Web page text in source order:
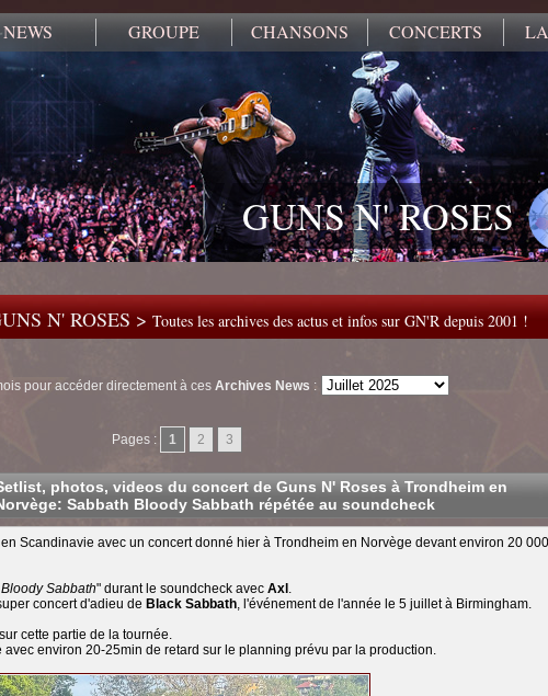
NEWS GROUPE CHANSONS CONCERTS
GUNS N' ROSES
N' ROSES > Toutes les archives des actus et infos sur GN'R depuis 2001 !
pour accéder directement à ces Archives News :
Pages : 1 2 3
photos, videos du concert de Guns N' Roses à Trondheim en
Sabbath Bloody Sabbath répétée au soundcheck
Scandinavie avec un concert donné hier à Trondheim en Norvège devant environ 20 000
Sabbath" durant le soundcheck avec Axl .
concert d'adieu de Black Sabbath, l'événement de l'année le 5 juillet à Birmingham.
cette partie de la tournée.
avec environ 20-25min de retard sur le planning prévu par la production.